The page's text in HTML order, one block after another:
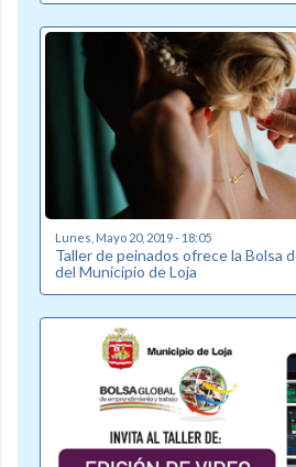
Lunes, Mayo 20, 2019 - 18:05
Taller de peinados ofrece la Bolsa
del Municipio de Loja